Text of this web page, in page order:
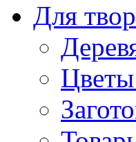
Для